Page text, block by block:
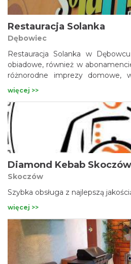
Restauracja Solanka
Dębowiec
Restauracja Solanka w
obiadowe, również w
różnorodne imprezy domowe,
urodzinowe. W swojej ofercie
barowe oraz 44 pozycje z pizzą.
włoskie. Posiadamy ogródek letni gdzie można spędzić
miłe rodzinne chwile lub urządzić
znajomych oraz przyjaciół.
organizuje także różne imprezy
sam!
więcej >>
Diamond Kebab Skoczów
Skoczów
Szybka obsługa z najlepszą
więcej >>